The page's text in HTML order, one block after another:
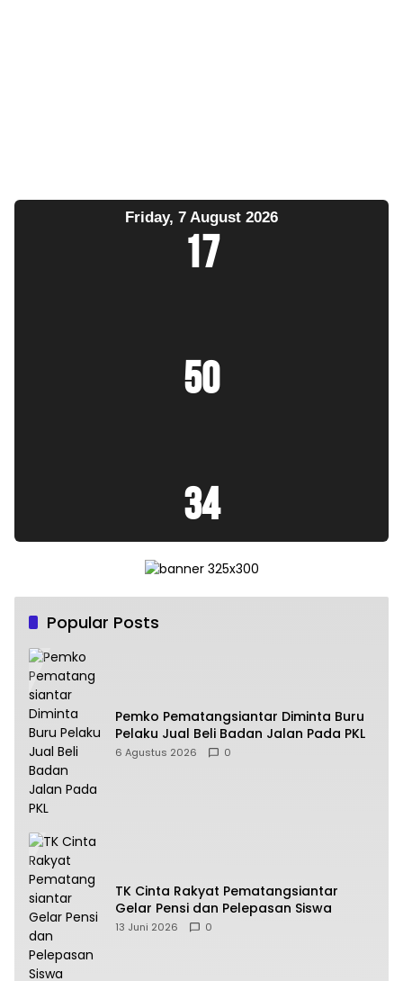
Friday, 7 August 2026
17
50
36
Popular Posts
Pemko Pematangsiantar Diminta Buru
Pelaku Jual Beli Badan Jalan Pada PKL
6 Agustus 2026 0
TK Cinta Rakyat Pematangsiantar
Gelar Pensi dan Pelepasan Siswa
13 Juni 2026 0